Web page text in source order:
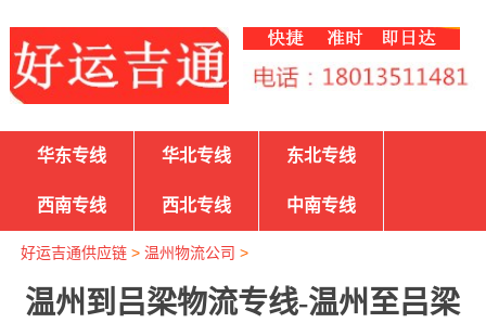
华东专线 华北专线 东北专线
西南专线 西北专线 中南专线
好运吉通供应链> 温州物流公司 >
温州到吕梁物流专线-温州至吕梁